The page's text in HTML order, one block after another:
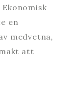
en
medvetna,
att